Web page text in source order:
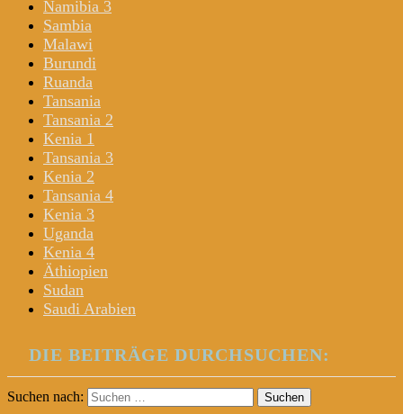
Namibia 3
Sambia
Malawi
Burundi
Ruanda
Tansania
Tansania 2
Kenia 1
Tansania 3
Kenia 2
Tansania 4
Kenia 3
Uganda
Kenia 4
Äthiopien
Sudan
Saudi Arabien
DIE BEITRÄGE DURCHSUCHEN:
Suchen nach: